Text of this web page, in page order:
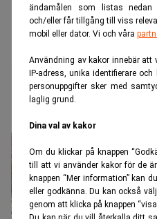
ändamålen som listas
och/eller får tillgång till viss
mobil eller dator. Vi och våra
Användning av kakor innebär att
IP-adress, unika identifierare
personuppgifter sker med
laglig grund.
Dina val av kakor
Om du klickar på knappen
till att vi använder kakor för de
knappen “Mer information” kan
eller godkänna. Du kan också
genom att klicka på knappen